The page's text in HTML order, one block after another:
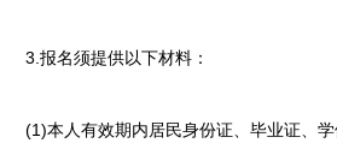
3.报名须提供以下材料：
(1)本人有效期内居民身份证、毕业证、学